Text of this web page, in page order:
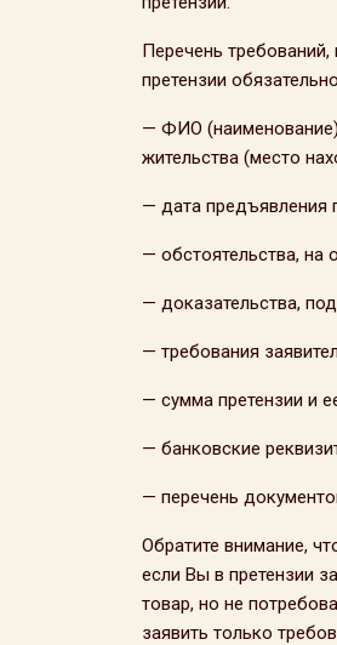
Перечень
претензии
— ФИО (наименование)
жительства (место
— дата предъявления
— обстоятельства, на
— доказательства,
— требования
— сумма претензии и
— банковские
— перечень
Обратите внимание,
если Вы в претензии
товар, но не
заявить только